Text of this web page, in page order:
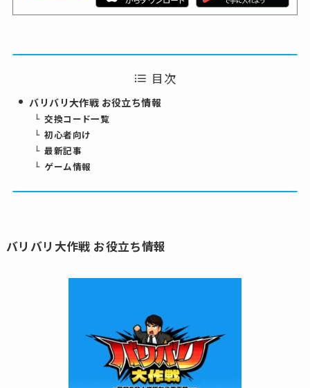
目次
バリバリ大作戦 お役立ち情報
交換コード一覧
初心者向け
最新記事
ゲーム情報
バリバリ大作戦 お役立ち情報